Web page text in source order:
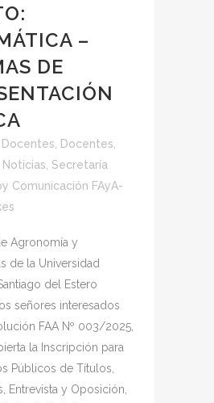
–
DE
, Docentes,
Noticias, Secretaría
Comunicación FAyA-
Agronomía y
de la Universidad
del Estero
señores interesados
FAA Nº 003/2025,
la Inscripción para
Públicos de Títulos,
Entrevista y Oposición,